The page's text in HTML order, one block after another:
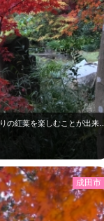
成田市